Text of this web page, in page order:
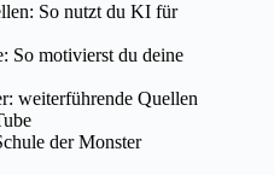
So nutzt du KI für
So motivierst du deine
weiterführende Quellen
der Monster